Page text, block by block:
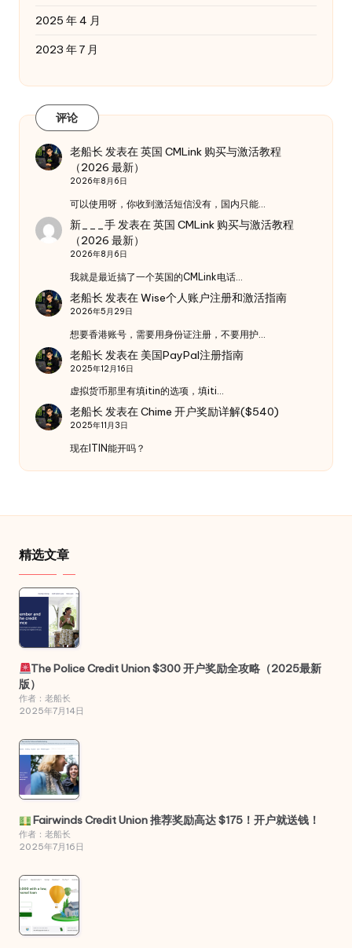
2025 年 4 月
2023 年 7 月
评论
老船长 发表在英国 CMLink 购买与激活教程
（2026 最新）
2026年8月6日
可以使用呀，你收到激活短信没有，国内只能…
新___手发表在英国 CMLink 购买与激活教程
（2026 最新）
2026年8月6日
我就是最近搞了一个英国的CMLink电话…
老船长 发表在Wise个人账户注册和激活指南
2026年5月29日
想要香港账号，需要用身份证注册，不要用护…
老船长 发表在 美国PayPal注册指南
2025年12月16日
虚拟货币那里有填itin的选项，填iti…
老船长 发表在Chime 开户奖励详解($540)
2025年11月3日
现在ITIN能开吗？
精选文章
The Police Credit Union $300 开户奖励全攻略（2025最新
版）
作者：老船长
2025年7月14日
Fairwinds Credit Union 推荐奖励高达 $175！开户就送钱！
作者：老船长
2025年7月16日